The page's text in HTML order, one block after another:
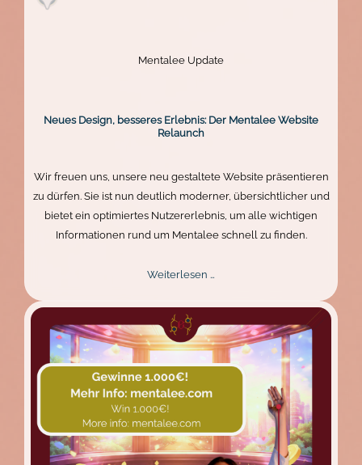
Mentalee Update
Neues Design, besseres Erlebnis: Der Mentalee Website
Relaunch
Wir freuen uns, unsere neu gestaltete Website präsentieren
zu dürfen. Sie ist nun deutlich moderner, übersichtlicher und
bietet ein optimiertes Nutzererlebnis, um alle wichtigen
Informationen rund um Mentalee schnell zu finden.
Weiterlesen …
Erlebnis:
Der
Mentalee
Relaunch